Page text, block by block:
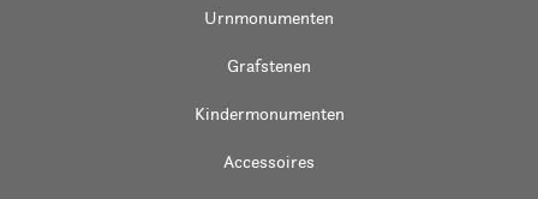
Urnmonumenten
Grafstenen
Kindermonumenten
Accessoires